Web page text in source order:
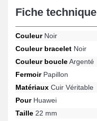
Fiche technique
CouleurNoir
Couleur bracelet Noir
Couleur boucleArgenté
FermoirPapillon
Matériaux Cuir Véritable
PourHuawei
Taille 22 mm